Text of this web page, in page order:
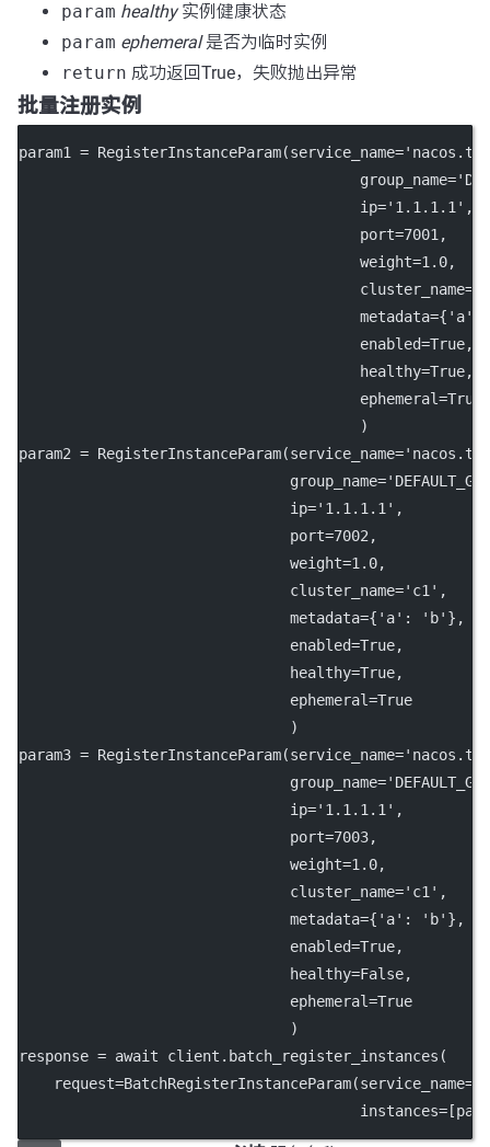
param healthy实例健康状态
param ephemeral是否为临时实例
return 成功返回True，失败抛出异常
批量注册实例
param1 = RegisterInstanceParam(service_name=
group_name=
ip='1.1.1.1' ,
port=7001 ,
weight=1.0,
cluster_name=
metadata={ 'a'
enabled=True,
healthy=True,
ephemeral=True
                                       )
param2 = RegisterInstanceParam(service_name=
group_name=
ip='1.1.1.1' ,
port=7002 ,
weight=1.0,
cluster_name='c1' ,
metadata={ 'a' : 'b' },
enabled=True,
healthy=True,
ephemeral=True
                               )
param3 = RegisterInstanceParam(service_name=
group_name=
ip='1.1.1.1' ,
port=7003,
weight=1.0,
cluster_name='c1' ,
metadata={ 'a' : 'b' },
enabled=True,
healthy=False,
ephemeral=True
                               )
response = await client.batch_register_instances(
request=BatchRegisterInstanceParam(service_name=
instances=